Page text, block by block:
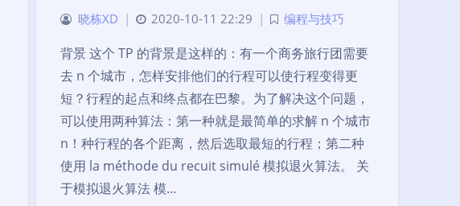
晓栋XD | 2020-10-11 22:29 | 编程与技巧
背景 这个 TP 的背景是这样的：有一个商务旅行团需要
去 n 个城市，怎样安排他们的行程可以使行程变得更
短？行程的起点和终点都在巴黎。为了解决这个问题，
可以使用两种算法：第一种就是最简单的求解 n 个城市
n！种行程的各个距离，然后选取最短的行程；第二种
使用 la méthode du recuit simulé 模拟退火算法。 关
于模拟退火算法 模…